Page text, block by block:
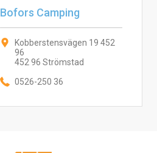
Bofors Camping
Kobberstensvägen 19 452
96
452 96 Strömstad
0526-250 36